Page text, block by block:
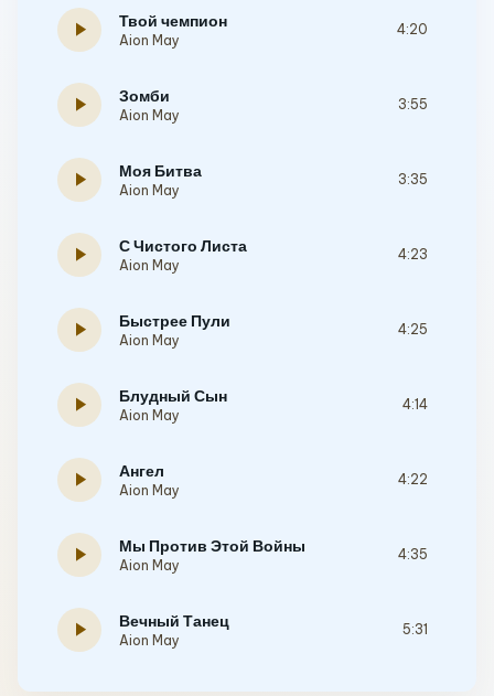
play_arrow Твой чемпион
Aion May
4:20
play_arrow Зомби
Aion May
3:55
play_arrow Моя Битва
Aion May
3:35
play_arrow С Чистого Листа
Aion May
4:23
play_arrow Быстрее Пули
Aion May
4:25
play_arrow Блудный Сын
Aion May
4:14
play_arrow Ангел
Aion May
4:22
play_arrow Мы Против Этой Войны
Aion May
4:35
play_arrow Вечный Танец
Aion May
5:31